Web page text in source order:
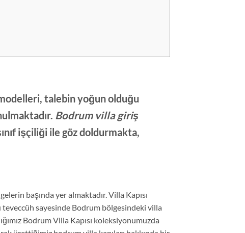
talebin yoğun olduğu
Bodrum villa giriş
işçiliği ile göz doldurmakta,
başında yer almaktadır. Villa Kapısı
teveccüh sayesinde Bodrum bölgesindeki villa
Bodrum Villa Kapısı koleksiyonumuzda